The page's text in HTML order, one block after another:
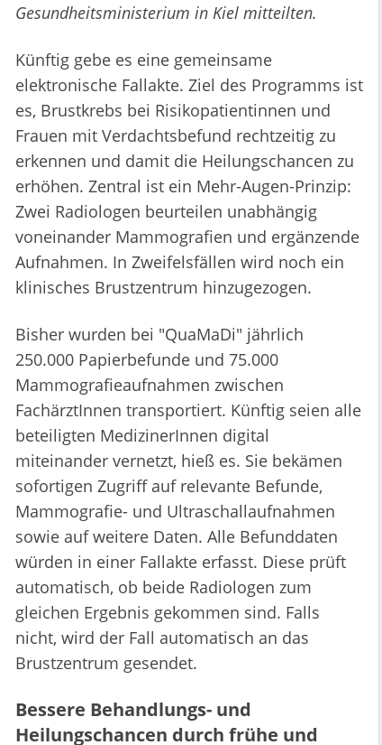
Gesundheitsministerium in Kiel mitteilten.
Künftig gebe es eine gemeinsame
elektronische Fallakte. Ziel des Programms ist
es, Brustkrebs bei Risikopatientinnen und
Frauen mit Verdachtsbefund rechtzeitig zu
erkennen und damit die Heilungschancen zu
erhöhen. Zentral ist ein Mehr-Augen-Prinzip:
Zwei Radiologen beurteilen unabhängig
voneinander Mammografien und ergänzende
Aufnahmen. In Zweifelsfällen wird noch ein
klinisches Brustzentrum hinzugezogen.
Bisher wurden bei "QuaMaDi" jährlich
250.000 Papierbefunde und 75.000
Mammografieaufnahmen zwischen
FachärztInnen transportiert. Künftig seien alle
beteiligten MedizinerInnen digital
miteinander vernetzt, hieß es. Sie bekämen
sofortigen Zugriff auf relevante Befunde,
Mammografie- und Ultraschallaufnahmen
sowie auf weitere Daten. Alle Befunddaten
würden in einer Fallakte erfasst. Diese prüft
automatisch, ob beide Radiologen zum
gleichen Ergebnis gekommen sind. Falls
nicht, wird der Fall automatisch an das
Brustzentrum gesendet.
Bessere Behandlungs- und
Heilungschancen durch frühe und